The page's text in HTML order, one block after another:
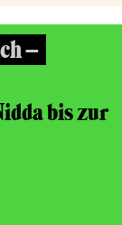
–
bis zur